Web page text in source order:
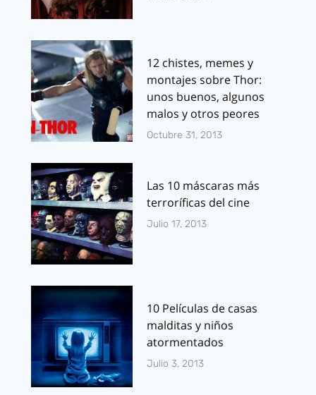
12 chistes, memes y
montajes sobre Thor:
unos buenos, algunos
malos y otros peores
Octubre 31, 2013
Las 10 máscaras más
terroríficas del cine
Julio 17, 2013
10 Películas de casas
malditas y niños
atormentados
Julio 3, 2013